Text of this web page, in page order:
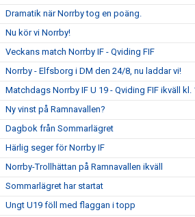
Dramatik när Norrby tog en poäng.
Nu kör vi Norrby!
Veckans match Norrby IF - Qviding FIF
Norrby - Elfsborg i DM den 24/8, nu laddar vi!
Matchdags Norrby IF U 19 - Qviding FIF ikväll kl.
Ny vinst på Ramnavallen?
Dagbok från Sommarlägret
Härlig seger för Norrby IF
Norrby-Trollhättan på Ramnavallen ikväll
Sommarlägret har startat
Ungt U19 föll med flaggan i topp